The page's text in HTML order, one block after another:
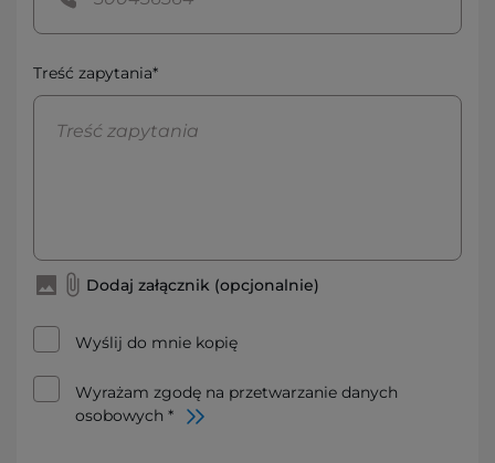
Treść zapytania*
Dodaj załącznik (opcjonalnie)
Wyślij do mnie kopię
Wyrażam zgodę na przetwarzanie danych
osobowych *